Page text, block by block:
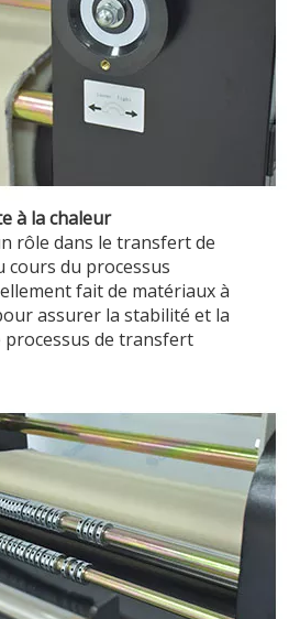
à la chaleur
rôle dans le transfert de
du processus
fait de matériaux à
assurer la stabilité et la
de transfert